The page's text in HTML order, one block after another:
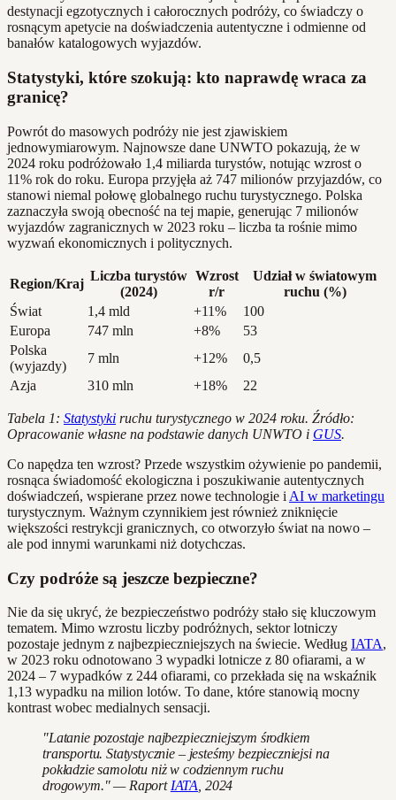
destynacji egzotycznych i całorocznych podróży, co świadczy o
rosnącym apetycie na doświadczenia autentyczne i odmienne od
banałów katalogowych wyjazdów.
Statystyki, które szokują: kto naprawdę wraca za
granicę?
Powrót do masowych podróży nie jest zjawiskiem
jednowymiarowym. Najnowsze dane UNWTO pokazują, że w
2024 roku podróżowało 1,4 miliarda turystów, notując wzrost o
11% rok do roku. Europa przyjęła aż 747 milionów przyjazdów, co
stanowi niemal połowę globalnego ruchu turystycznego. Polska
zaznaczyła swoją obecność na tej mapie, generując 7 milionów
wyjazdów zagranicznych w 2023 roku – liczba ta rośnie mimo
wyzwań ekonomicznych i politycznych.
Region/Kraj
Liczba turystów
(2024)
Wzrost
r/r
Udział w światowym
ruchu (%)
Świat
1,4 mld +11%
100
Europa
747 mln +8%
53
Polska
(wyjazdy)
7 mln +12%
0,5
Azja
310 mln +18% 22
Tabela 1: Statystyki ruchu turystycznego w 2024 roku. Źródło:
Opracowanie własne na podstawie danych UNWTO i GUS.
Co napędza ten wzrost? Przede wszystkim ożywienie po pandemii,
rosnąca świadomość ekologiczna i poszukiwanie autentycznych
doświadczeń, wspierane przez nowe technologie i AI w marketingu
turystycznym. Ważnym czynnikiem jest również zniknięcie
większości restrykcji granicznych, co otworzyło świat na nowo –
ale pod innymi warunkami niż dotychczas.
Czy podróże są jeszcze bezpieczne?
Nie da się ukryć, że bezpieczeństwo podróży stało się kluczowym
tematem. Mimo wzrostu liczby podróżnych, sektor lotniczy
pozostaje jednym z najbezpieczniejszych na świecie. Według IATA,
w 2023 roku odnotowano 3 wypadki lotnicze z 80 ofiarami, a w
2024 – 7 wypadków z 244 ofiarami, co przekłada się na wskaźnik
1,13 wypadku na milion lotów. To dane, które stanowią mocny
kontrast wobec medialnych sensacji.
"Latanie pozostaje najbezpieczniejszym środkiem
transportu. Statystycznie – jesteśmy bezpieczniejsi na
pokładzie samolotu niż w codziennym ruchu
drogowym." — Raport IATA , 2024